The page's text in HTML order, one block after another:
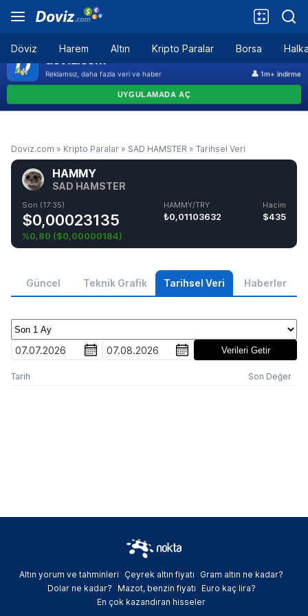
Döviz Harem Altın Kripto Paralar Borsa
Doviz.com » Kripto Paralar » SAD HAMSTER » Tarihsel Veri
HAMMY
SAD HAMSTER
Son (17:35)
$0,00023135
%0,80 ($0,00000184)
HAMMY/TRY
₺0,01103632
Hacim
$435
Güncel Teknik Grafik Tarihsel Veri Haberler
07.07.2026 07.08.2026 Verileri Getir
Tarih Son Değer
Altın yorum ve tahminleri Çeyrek altın fiyatı
Gram altın ne kadar?
Dolar ne kadar?
Mazot, benzin fiyatı
Euro kaç lira?
En çok kazandıran hisseler